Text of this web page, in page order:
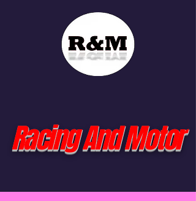
Racing And Motor